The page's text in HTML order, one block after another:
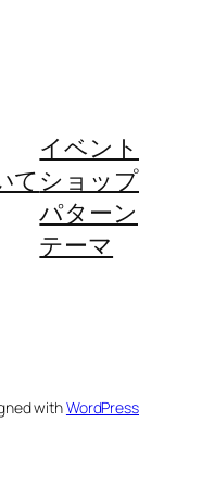
て
イベント
ショップ
パターン
テーマ
withWordPress